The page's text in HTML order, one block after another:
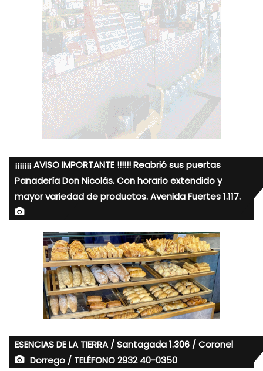
¡¡¡¡¡¡¡ AVISO IMPORTANTE !!!!!! Reabrió sus puertas
Panadería Don Nicolás. Con horario extendido y
mayor variedad de productos. Avenida Fuertes 1.117.
ESENCIAS DE LA TIERRA / Santagada 1.306 / Coronel
Dorrego / TELÉFONO 2932 40-0350